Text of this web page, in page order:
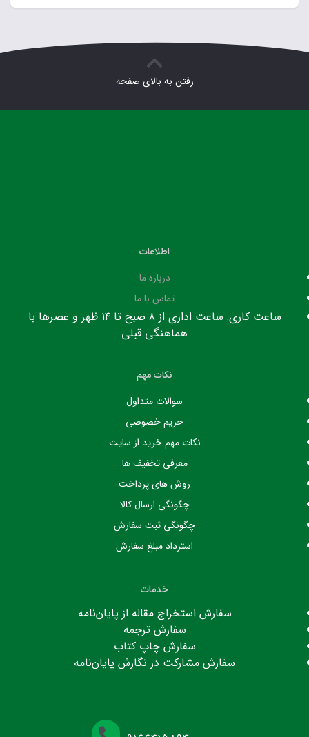
رفتن به بالای صفحه
اطلاعات
درباره ما
تماس با ما
ساعت کاری: ساعت اداری از ۸ صبح تا ۱۴ ظهر و عصرها با
هماهنگی قبلی
نکات مهم
سوالات متداول
حریم خصوصی
نکات مهم خرید از سایت
معرفی تخفیف ها
روش های پرداخت
چگونگی ارسال کالا
چگونگی ثبت سفارش
استرداد مبلغ سفارش
خدمات
سفارش استخراج مقاله از پایان‌نامه
سفارش ترجمه
سفارش چاپ کتاب
سفارش مشارکت در نگارش پایان‌نامه